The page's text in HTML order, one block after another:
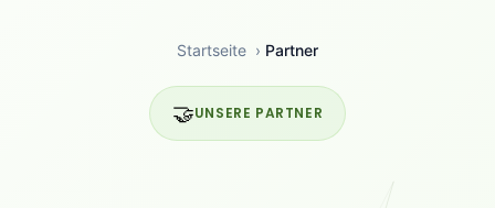
Startseite › Partner
🤝UNSERE PARTNER